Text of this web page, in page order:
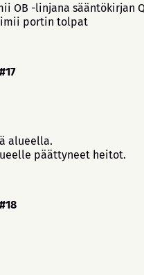
OB -linjana sääntökirjan
portin tolpat
alueella.
päättyneet heitot.